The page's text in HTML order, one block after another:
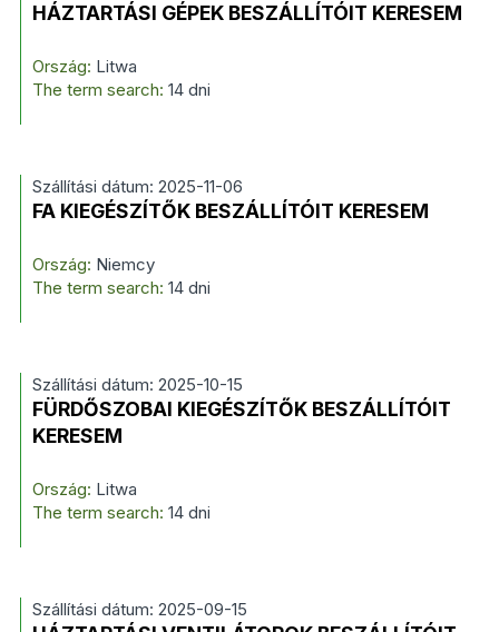
HÁZTARTÁSI GÉPEK BESZÁLLÍTÓIT KERESEM
Ország: Litwa
The term search: 14 dni
Szállítási dátum: 2025-11-06
FA KIEGÉSZÍTŐK BESZÁLLÍTÓIT KERESEM
Ország: Niemcy
The term search: 14 dni
Szállítási dátum: 2025-10-15
FÜRDŐSZOBAI KIEGÉSZÍTŐK BESZÁLLÍTÓIT
KERESEM
Ország: Litwa
The term search: 14 dni
Szállítási dátum: 2025-09-15